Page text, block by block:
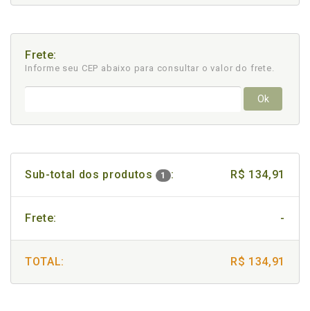
Frete:
Informe seu CEP abaixo para consultar o valor do frete.
Ok
Sub-total dos produtos 1 : R$ 134,91
Frete: -
TOTAL: R$ 134,91